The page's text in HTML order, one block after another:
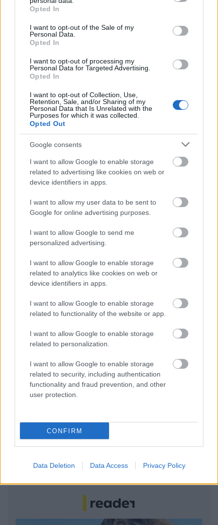
grant or deny consent to Google and its third-party tags to
use your data for below specified purposes in below Google
consent section.
Opted In
I want to opt-out of the Sale of my
Personal Data.
Opted In
I want to opt-out of processing my
Personal Data for Targeted Advertising.
Opted In
I want to opt-out of Collection, Use,
Retention, Sale, and/or Sharing of my
Personal Data that Is Unrelated with the
Purposes for which it was collected.
Opted Out
Google consents
I want to allow Google to enable storage
related to advertising like cookies on web or
device identifiers in apps.
I want to allow my user data to be sent to
Google for online advertising purposes.
I want to allow Google to send me
personalized advertising.
I want to allow Google to enable storage
related to analytics like cookies on web or
device identifiers in apps.
I want to allow Google to enable storage
related to functionality of the website or app.
I want to allow Google to enable storage
related to personalization.
I want to allow Google to enable storage
related to security, including authentication
functionality and fraud prevention, and other
user protection.
CONFIRM
Data Deletion Data Access Privacy Policy
Εγγραφή Σύνδεση
BEST OFINTERNET
Πέρα από τη Λισαβόνα: 10 μαγευτικοί προορισμοί
της Πορτογαλίας
Το καλά κρυμμένο μυστικό της Κρήτης: Το φαράγγι
των Αγίων και η μαγευτική παραλία στο Λιβυκό
6 γραφικά χωριά των Κυκλάδων που αξίζει να
ανακαλύψετε